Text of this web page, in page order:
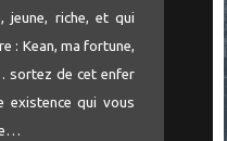
jeune, riche, et qui
: Kean, ma fortune,
sortez de cet enfer
qui vous